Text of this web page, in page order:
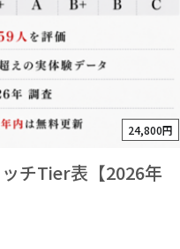
24,800円
チTier表【2026年